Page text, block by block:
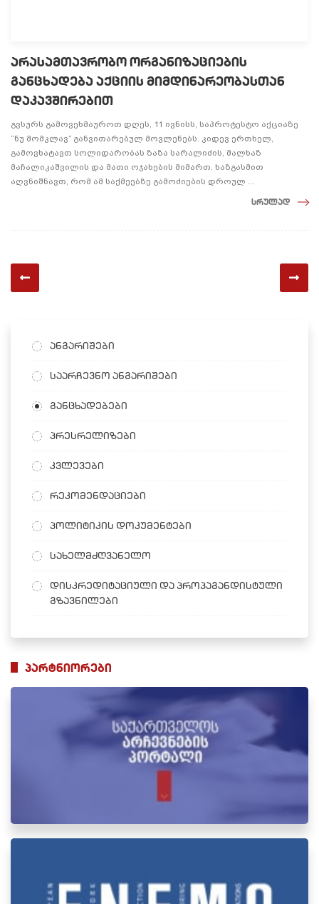
არასამთავრობო ორგანიზაციების
განცხადება აქციის მიმდინარეობასთან
დაკავშირებით
გვსურს გამოვეხმაუროთ დღეს, 11 ივნისს, საპროტესტო აქციაზე
“ნუ მომკლავ” განვითარებულ მოვლენებს. კიდევ ერთხელ,
გამოვხატავთ სოლიდარობას ზაზა სარალიძის, მალხაზ
მაჩალიკაშვილის და მათი ოჯახების მიმართ. ხაზგასმით
აღვნიშნავთ, რომ ამ საქმეებზე გამოძიების დროულ ...
სრულად
ანგარიშები
საარჩევნო ანგარიშები
განცხადებები
პრესრელიზები
კვლევები
რეკომენდაციები
პოლიტიკის დოკუმენტები
სახელმძღვანელო
დისკრედიტაციული და პროპაგანდისტული
გზავნილები
პარტნიორები